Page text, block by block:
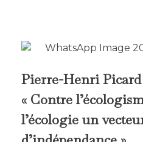
Pierre-Henri Picard
« Contre
l’écologie un